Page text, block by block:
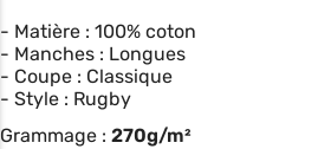
- Matière : 100% coton
- Manches : Longues
- Coupe : Classique
- Style : Rugby
Grammage : 270g/m²